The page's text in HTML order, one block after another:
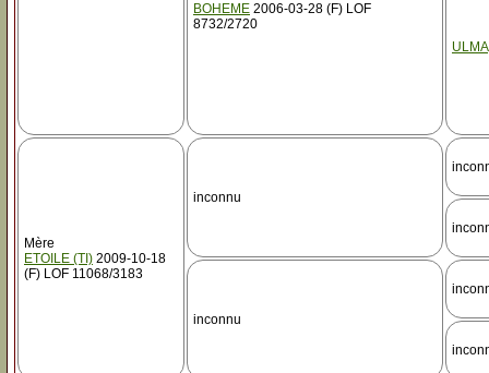
BOHEME 2006-03-28 (F) LOF
8732/2720
ULMA
Mère
ETOILE (TI) 2009-10-18
(F) LOF 11068/3183
inconnu
inconnu